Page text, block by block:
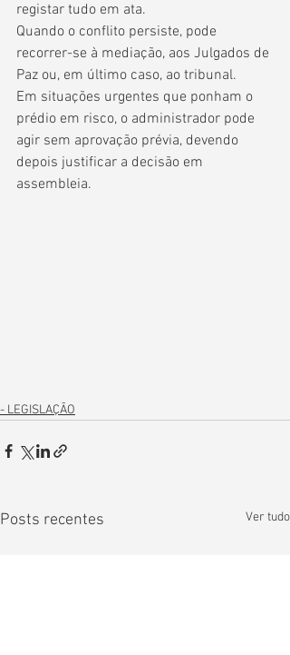
registar tudo em ata.
Quando o conflito persiste, pode
recorrer-se à mediação, aos Julgados de
Paz ou, em último caso, ao tribunal.
Em situações urgentes que ponham o
prédio em risco, o administrador pode
agir sem aprovação prévia, devendo
depois justificar a decisão em
assembleia.
- LEGISLAÇÃO
Posts recentes Ver tudo